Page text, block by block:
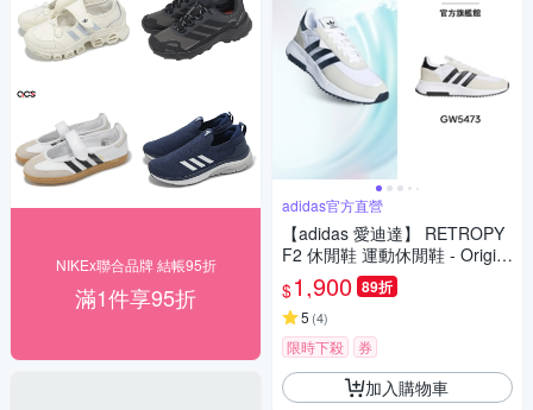
NIKEx聯合品牌 結帳95折
滿1件享95折
adidas官方直營
【adidas 愛迪達】 RETROPY
F2 休閒鞋 運動休閒鞋 - Origin
als 男鞋/女鞋 GW5473
$1,900 89折
5 (4)
限時下殺 券
加入購物車